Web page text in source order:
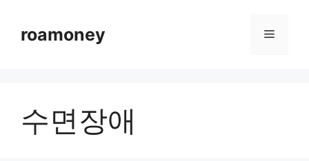
roamoney 메
수면장애